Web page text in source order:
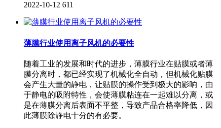
2022-10-12 611
薄膜行业使用离子风机的必要性
随着工业的发展和时代的进步，薄膜行业在贴膜或者薄
膜分离时，都已经实现了机械化全自动，但机械化贴膜
会产生大量的静电，让贴膜的操作受到极大的影响，由
于静电的吸附特性，会使薄膜粘连在一起难以分离，或
是在薄膜分离后表面不平整，导致产品合格率降低，因
此薄膜除静电十分的有必要。